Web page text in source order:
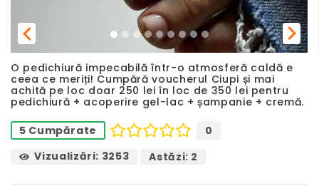
Previous
Next
O pedichiură impecabilă într-o atmosferă caldă e
ceea ce meriți! Cumpără voucherul Ciupi și mai
achită pe loc doar 250 lei în loc de 350 lei pentru
pedichiură + acoperire gel-lac + șampanie + cremă.
5 Cumpărate
Vizualizări: 3253
Astăzi: 2
0